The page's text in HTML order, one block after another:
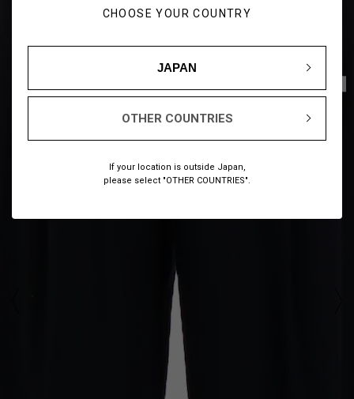
CHOOSE YOUR COUNTRY
JAPAN
OTHER COUNTRIES
If your location is outside Japan,
please select "OTHER COUNTRIES".